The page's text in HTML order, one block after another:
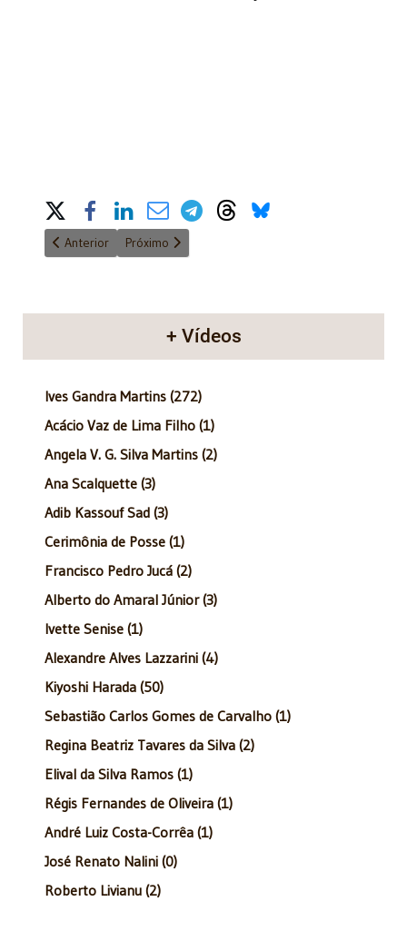
Share on Social Media
Artigo anterior: Anatomia do Poder - 17/02/2013
Anterior Próximo artigo: Anatomia do Poder - 4/11/2012
Próximo
+ Vídeos
Ives Gandra Martins (272)
Acácio Vaz de Lima Filho (1)
Angela V. G. Silva Martins (2)
Ana Scalquette (3)
Adib Kassouf Sad (3)
Cerimônia de Posse (1)
Francisco Pedro Jucá (2)
Alberto do Amaral Júnior (3)
Ivette Senise (1)
Alexandre Alves Lazzarini (4)
Kiyoshi Harada (50)
Sebastião Carlos Gomes de Carvalho (1)
Regina Beatriz Tavares da Silva (2)
Elival da Silva Ramos (1)
Régis Fernandes de Oliveira (1)
André Luiz Costa-Corrêa (1)
José Renato Nalini (0)
Roberto Livianu (2)